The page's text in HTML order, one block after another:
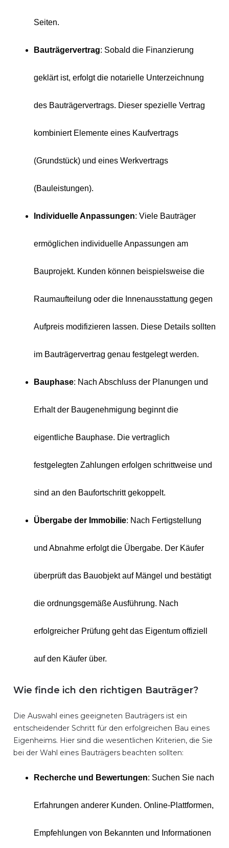
Seiten.
Bauträgervertrag: Sobald die Finanzierung
geklärt ist, erfolgt die notarielle Unterzeichnung
des Bauträgervertrags. Dieser spezielle Vertrag
kombiniert Elemente eines Kaufvertrags
(Grundstück) und eines Werkvertrags
(Bauleistungen).
Individuelle Anpassungen: Viele Bauträger
ermöglichen individuelle Anpassungen am
Bauprojekt. Kunden können beispielsweise die
Raumaufteilung oder die Innenausstattung gegen
Aufpreis modifizieren lassen. Diese Details sollten
im Bauträgervertrag genau festgelegt werden.
Bauphase: Nach Abschluss der Planungen und
Erhalt der Baugenehmigung beginnt die
eigentliche Bauphase. Die vertraglich
festgelegten Zahlungen erfolgen schrittweise und
sind an den Baufortschritt gekoppelt.
Übergabe der Immobilie: Nach Fertigstellung
und Abnahme erfolgt die Übergabe. Der Käufer
überprüft das Bauobjekt auf Mängel und bestätigt
die ordnungsgemäße Ausführung. Nach
erfolgreicher Prüfung geht das Eigentum offiziell
auf den Käufer über.
Wie finde ich den richtigen Bauträger?
Die Auswahl eines geeigneten Bauträgers ist ein
entscheidender Schritt für den erfolgreichen Bau eines
Eigenheims. Hier sind die wesentlichen Kriterien, die Sie
bei der Wahl eines Bauträgers beachten sollten:
Recherche und Bewertungen: Suchen Sie nach
Erfahrungen anderer Kunden. Online-Plattformen,
Empfehlungen von Bekannten und Informationen